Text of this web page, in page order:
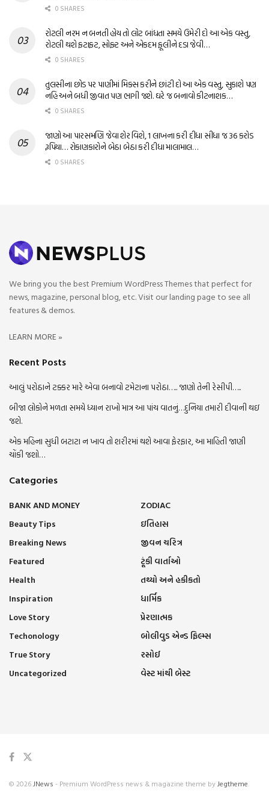
0 SHARES
રોટલી નરમ ન બનતી હોય તો લોટ બાંધતા સમયે ઉમેરી દો આ એક વસ્તુ,
રોટલી થશે ફટાફટ, સોફ્ટ અને એકદમ ફૂલીને દડા જેવી…
0 SHARES
તુલસીના છોડ પર પાણીમાં મિક્સ કરીને છાંટી દો આ એક વસ્તુ, સુકાશે પણ
નહિ અને બધી જીવાત પણ ભાગી જશે. ઘરે જ બનાવો કીટનાશક…
0 SHARES
જાણો આ પારસમણિ જેવા શેર વિશે, 1 લાખના કરી દીધા સીધા જ 36 કરોડ
રૂપિયા… રોકાણકારોને બેઠા બેઠા કરી દીધા માલામાલ…
0 SHARES
We bring you the best Premium WordPress Themes that perfect for
news, magazine, personal blog, etc. Visit our landing page to see all
features & demos.
LEARN MORE »
Recent Posts
આલું પરોઠાને ટક્કર મારે એવા બનાવો ટમેટાના પરોઠા….. જાણો તેની રેસીપી…..
બીજા લોકોને મળતા સમયે ધ્યાન રાખો માત્ર આ પાંચ વાતનું…દુનિયા તમારી દીવાની થઇ
જશે.
એક મહિના સુધી બટાટા ન ખાવ તો શરીરમાં થશે આવા ફેરફાર, આ માહિતી જાણી
ચોંકી જશો…
Categories
BANK AND MONEY
Beauty Tips
Breaking News
Featured
Health
Inspiration
Love Story
Techonology
True Story
Uncategorized
ZODIAC
ઇતિહાસ
જીવન ચરિત્ર
ટૂંકી વાર્તાઓ
તથ્યો અને હકીકતો
ધાર્મિક
પ્રેરણાત્મક
બોલીવુડ એન્ડ ફિલ્મ્સ
રસોઈ
વેસ્ટ માંથી બેસ્ટ
© 2026JNews - Premium WordPress news & magazine theme byJegtheme.